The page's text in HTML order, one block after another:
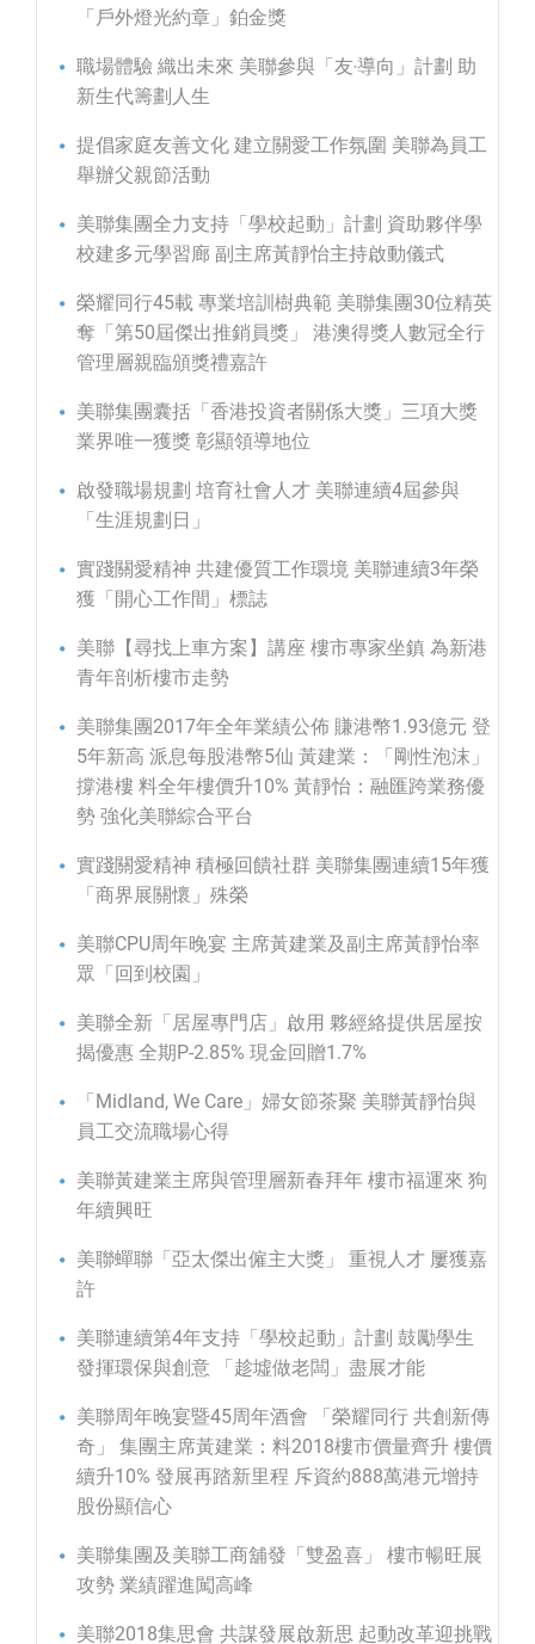
「戶外燈光約章」鉑金獎
職場體驗 織出未來 美聯參與「友‧導向」計劃 助
新生代籌劃人生
提倡家庭友善文化 建立關愛工作氛圍 美聯為員工
舉辦父親節活動
美聯集團全力支持「學校起動」計劃 資助夥伴學
校建多元學習廊 副主席黃靜怡主持啟動儀式
榮耀同行45載 專業培訓樹典範 美聯集團30位精英
奪「第50屆傑出推銷員獎」 港澳得獎人數冠全行
管理層親臨頒獎禮嘉許
美聯集團囊括「香港投資者關係大獎」三項大獎
業界唯一獲獎 彰顯領導地位
啟發職場規劃 培育社會人才 美聯連續4屆參與
「生涯規劃日」
實踐關愛精神 共建優質工作環境 美聯連續3年榮
獲「開心工作間」標誌
美聯【尋找上車方案】講座 樓市專家坐鎮 為新港
青年剖析樓市走勢
美聯集團2017年全年業績公佈 賺港幣1.93億元 登
5年新高 派息每股港幣5仙 黃建業：「剛性泡沫」
撐港樓 料全年樓價升10% 黃靜怡：融匯跨業務優
勢 強化美聯綜合平台
實踐關愛精神 積極回饋社群 美聯集團連續15年獲
「商界展關懷」殊榮
美聯CPU周年晚宴 主席黃建業及副主席黃靜怡率
眾「回到校園」
美聯全新「居屋專門店」啟用 夥經絡提供居屋按
揭優惠 全期P-2.85% 現金回贈1.7%
「Midland, We Care」婦女節茶聚 美聯黃靜怡與
員工交流職場心得
美聯黃建業主席與管理層新春拜年 樓市福運來 狗
年續興旺
美聯蟬聯「亞太傑出僱主大獎」 重視人才 屢獲嘉
許
美聯連續第4年支持「學校起動」計劃 鼓勵學生
發揮環保與創意 「趁墟做老闆」盡展才能
美聯周年晚宴暨45周年酒會 「榮耀同行 共創新傳
奇」 集團主席黃建業：料2018樓市價量齊升 樓價
續升10% 發展再踏新里程 斥資約888萬港元增持
股份顯信心
美聯集團及美聯工商舖發「雙盈喜」 樓市暢旺展
攻勢 業績躍進闖高峰
美聯2018集思會 共謀發展啟新思 起動改革迎挑戰